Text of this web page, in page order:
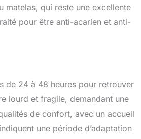
matelas, qui reste une excellente
pour être anti-acarien et anti-
de 24 à 48 heures pour retrouver
lourd et fragile, demandant une
de confort, avec un accueil
une période d’adaptation